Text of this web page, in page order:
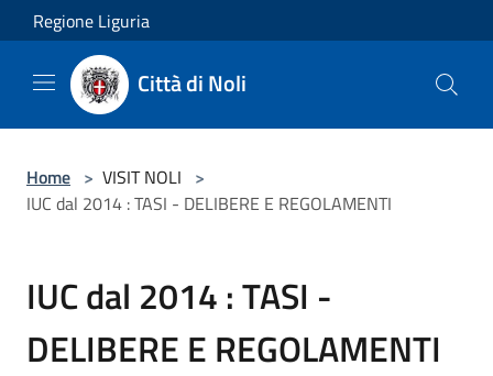
Salta al contenuto principale
Regione Liguria
Città di Noli
Home > VISIT NOLI >
IUC dal 2014 : TASI - DELIBERE E REGOLAMENTI
IUC dal 2014 : TASI -
DELIBERE E REGOLAMENTI